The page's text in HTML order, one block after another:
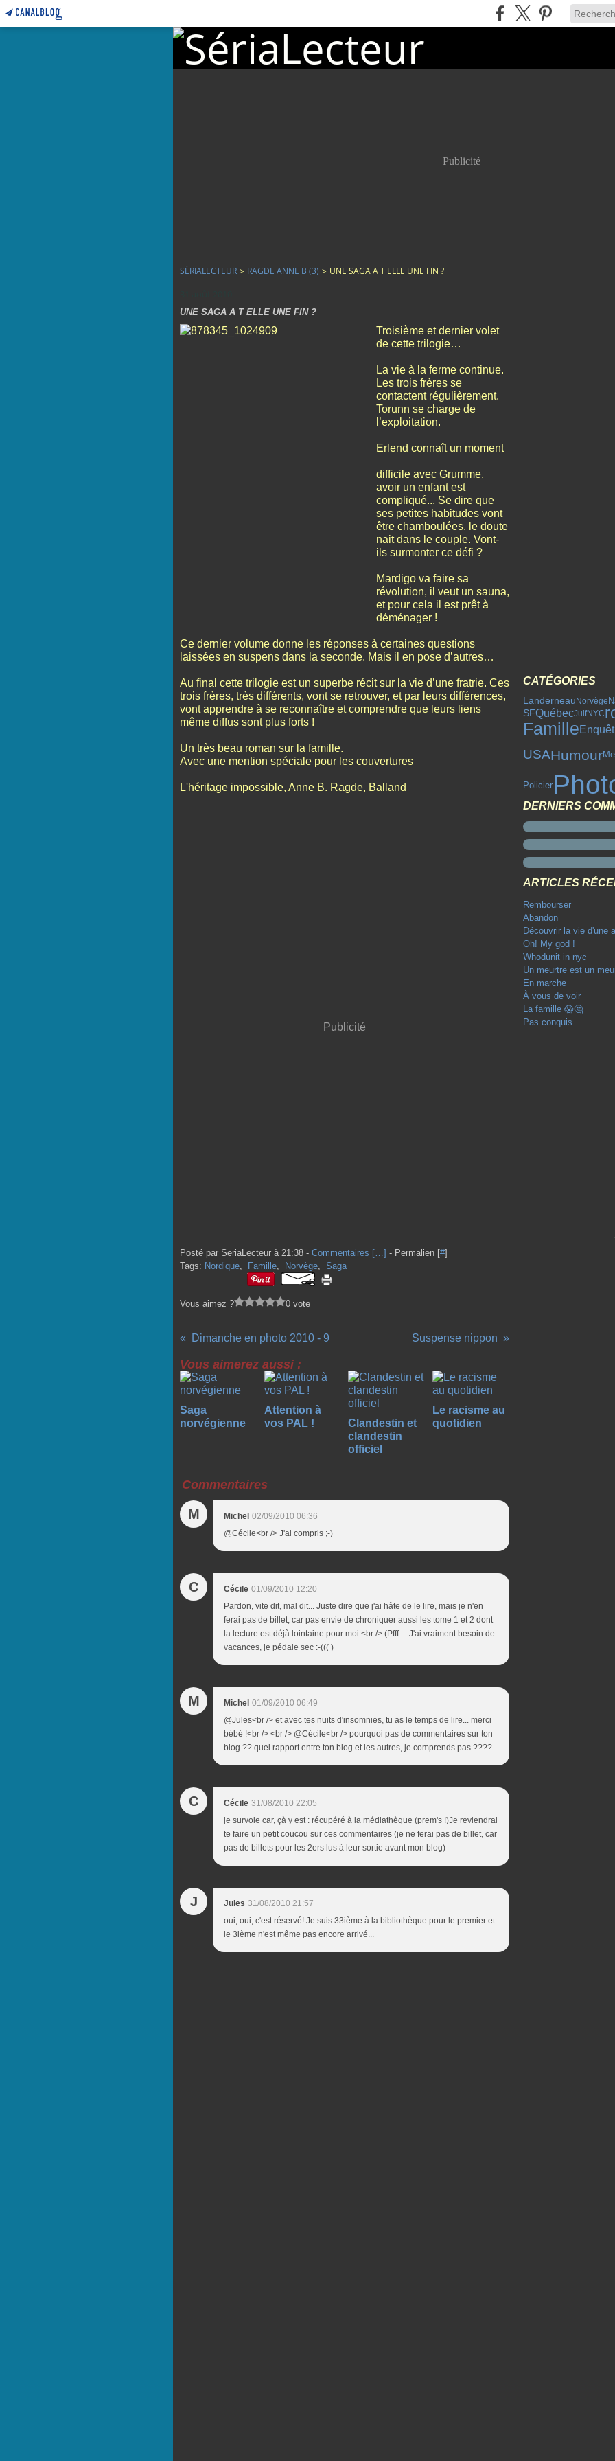
Publicité
SÉRIALECTEUR > RAGDE ANNE B (3) > UNE SAGA A T ELLE UNE FIN ?
UNE SAGA A T ELLE UNE FIN ?
Troisième et dernier volet
de cette trilogie…
La vie à la ferme continue.
Les trois frères se
contactent régulièrement.
Torunn se charge de
l’exploitation.
Erlend connaît un moment
difficile avec Grumme,
avoir un enfant est
compliqué... Se dire que
ses petites habitudes vont
être chamboulées, le doute
nait dans le couple. Vont-
ils surmonter ce défi ?
Mardigo va faire sa
révolution, il veut un sauna,
et pour cela il est prêt à
déménager !
Ce dernier volume donne les réponses à certaines questions
laissées en suspens dans la seconde. Mais il en pose d’autres…
Au final cette trilogie est un superbe récit sur la vie d’une fratrie. Ces
trois frères, très différents, vont se retrouver, et par leurs différences,
vont apprendre à se reconnaître et comprendre que leurs liens
même diffus sont plus forts !
Un très beau roman sur la famille.
Avec une mention spéciale pour les couvertures
L'héritage impossible, Anne B. Ragde, Balland
Publicité
Posté par SeriaLecteur à 21:38 - Commentaires […] - Permalien [#]
Tags: Nordique, Famille, Norvège, Saga
Vous aimez ? 0 vote
Dimanche en photo 2010 - 9 Suspense nippon
Vous aimerez aussi :
Saga
norvégienne
Attention à
vos PAL !
Clandestin et
clandestin
officiel
Le racisme au
quotidien
Commentaires
M Michel 02/09/2010 06:36
@Cécile<br /> J'ai compris ;-)
C Cécile 01/09/2010 12:20
Pardon, vite dit, mal dit... Juste dire que j'ai hâte de le lire, mais je n'en
ferai pas de billet, car pas envie de chroniquer aussi les tome 1 et 2 dont
la lecture est déjà lointaine pour moi.<br /> (Pfff.... J'ai vraiment besoin de
vacances, je pédale sec :-((( )
M Michel 01/09/2010 06:49
@Jules<br /> et avec tes nuits d'insomnies, tu as le temps de lire... merci
bébé !<br /> <br /> @Cécile<br /> pourquoi pas de commentaires sur ton
blog ?? quel rapport entre ton blog et les autres, je comprends pas ????
C Cécile 31/08/2010 22:05
je survole car, çà y est : récupéré à la médiathèque (prem's !)Je reviendrai
te faire un petit coucou sur ces commentaires (je ne ferai pas de billet, car
pas de billets pour les 2ers lus à leur sortie avant mon blog)
J Jules 31/08/2010 21:57
oui, oui, c'est réservé! Je suis 33ième à la bibliothèque pour le premier et
le 3ième n'est même pas encore arrivé...
CATÉGORIES
LanderneauNorvège
SFQuébecJuifNYC
Famille
USAHumour
Policier
DERNIERS
ARTICLES
Rembourser
Abandon
Découvrir la vie d'une
Oh! My god !
Whodunit in nyc
Un meurtre est un
En marche
À vous de voir
La famille 😱🤔
Pas conquis